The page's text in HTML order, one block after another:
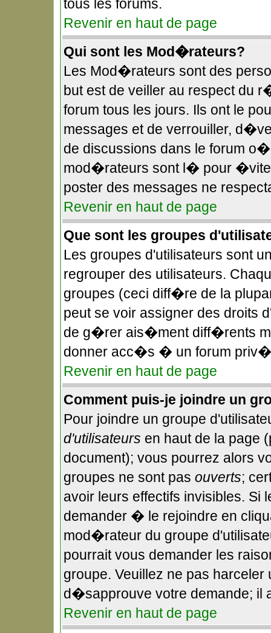
tous les forums.
Revenir en haut de page
Qui sont les Mod�rateurs?
Les Mod�rateurs sont des
but est de veiller au respect du
forum tous les jours. Ils ont le
messages et de verrouiller,
de discussions dans le forum
mod�rateurs sont l� pour
poster des messages ne
Revenir en haut de page
Que sont les groupes
Les groupes d'utilisateurs sont
regrouper des utilisateurs.
groupes (ceci diff�re de la
peut se voir assigner des droits
de g�rer ais�ment diff�rents
donner acc�s � un forum
Revenir en haut de page
Comment puis-je joindre un
Pour joindre un groupe
d'utilisateurs en haut de la page
document); vous pourrez alors
groupes ne sont pas ouverts;
avoir leurs effectifs invisibles. Si
demander � le rejoindre en
mod�rateur du groupe
pourrait vous demander les
groupe. Veuillez ne pas
d�sapprouve votre demande; il
Revenir en haut de page